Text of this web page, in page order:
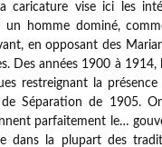
caricature vise ici les
un homme dominé,
en opposant des
Des années 1900 à
restreignant la
Séparation de 1905.
parfaitement le…
dans la plupart des